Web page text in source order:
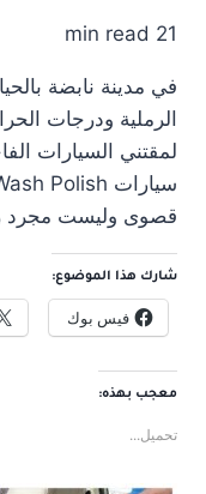
21 min read
في مدينة نابضة
الرملية ودرجات
لمقتني السيارات
قصوى وليست مجرد
شارك هذا الموضوع:
فيس بوك
معجب بهذه:
تحميل...